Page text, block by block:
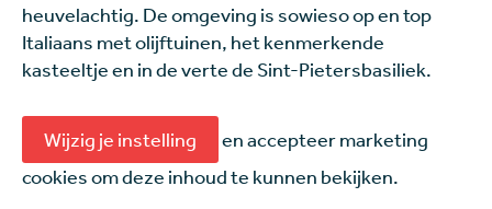
heuvelachtig. De omgeving is sowieso op en top
Italiaans met olijftuinen, het kenmerkende
kasteeltje en in de verte de Sint-Pietersbasiliek.
Wijzig je instelling
en accepteer marketing
cookies om deze inhoud te kunnen bekijken.